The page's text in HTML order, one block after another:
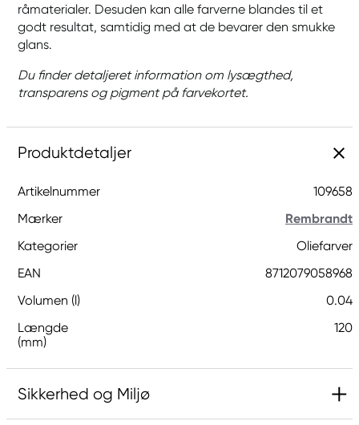
råmaterialer. Desuden kan alle farverne blandes til et
godt resultat, samtidig med at de bevarer den smukke
glans.
Du finder detaljeret information om lysægthed,
transparens og pigment på farvekortet.
Produktdetaljer
Artikelnummer
109658
Mærker
Rembrandt
Kategorier
Oliefarver
EAN
8712079058968
Volumen (l)
0.04
Længde
(mm)
120
Sikkerhed og Miljø